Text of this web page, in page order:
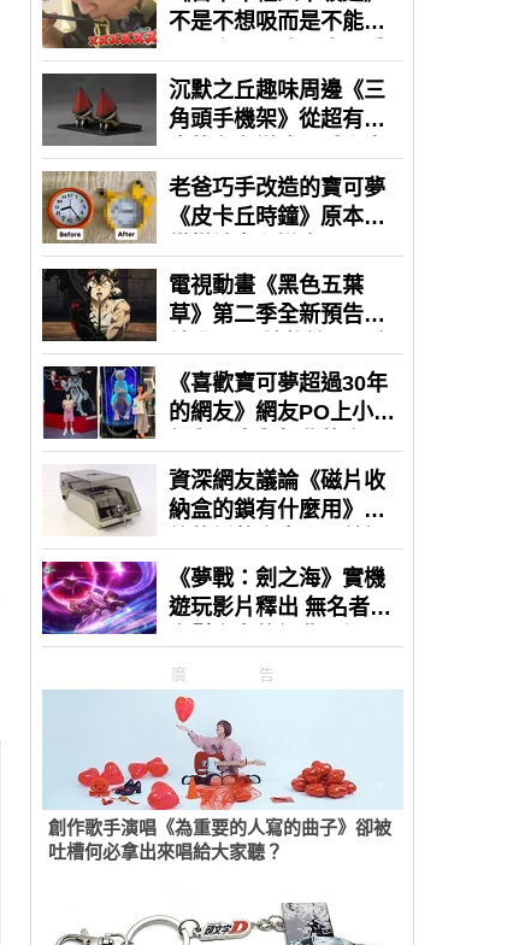
廣告
創作歌手演唱《為重要的人寫的曲子》卻被
吐槽何必拿出來唱給大家聽？